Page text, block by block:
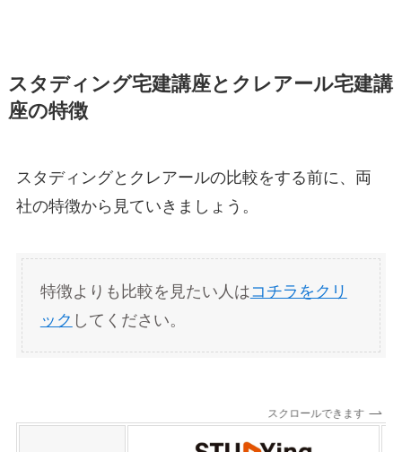
スタディング宅建講座とクレアール宅建講
座の特徴
スタディングとクレアールの比較をする前に、両
社の特徴から見ていきましょう。
特徴よりも比較を見たい人はコチラをクリ
ック してください。
スクロールできます